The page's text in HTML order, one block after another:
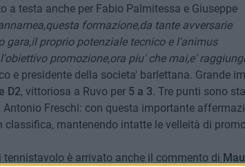
a testa anche per Fabio Palmitessa e Giuseppe
formazione,da tante avversarie
proprio potenziale tecnico e l'animus
promozione,ora piu' che mai,e'
e presidente della societa' barlettana. Grande
D2, vittoriosa a Ruvo per5 a 3. Tre punti sono
Freschi: con questa importante
classifica, mantenendo intatte le velleità di
è arrivato anche il commento di